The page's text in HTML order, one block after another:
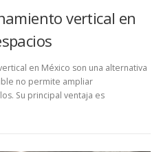
vertical en
en México son una alternativa
no permite ampliar
Su principal ventaja es